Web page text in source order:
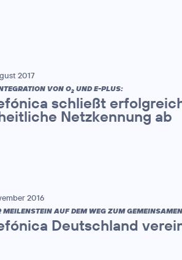
2017
VON O2 UND E-PLUS:
schließt
Netzkennung ab
2016
MEILENSTEIN AUF DEM WEG ZUM
Deutschland